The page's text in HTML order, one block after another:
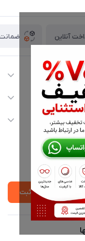
آنلاین ضمانت
کشور
ثبت